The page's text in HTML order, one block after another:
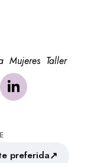
Mujeres Taller
preferida↗